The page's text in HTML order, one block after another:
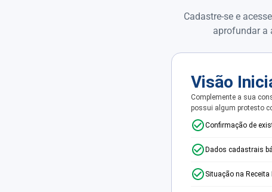
Cadastre-se e
aprofundar a
Visão
Complemente a sua
possui algum protesto
Confirmação de
Dados cadastrais
Situação na Receita